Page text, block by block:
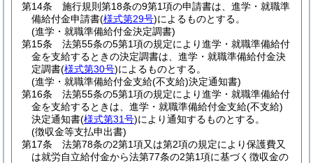
第14条
施行規則第18条の9第1項の申請書は、進学・就職準
備給付金申請書(様式第29号)によるものとする。
(進学・就職準備給付金決定調書)
第15条
法第55条の5第1項の規定により進学・就職準備給付
金を支給するときの決定調書は、進学・就職準備給付金決
定調書(様式第30号)によるものとする。
(進学・就職準備給付金支給(不支給)決定通知書)
第16条
法第55条の5第1項の規定により進学・就職準備給付
金を支給するときは、進学・就職準備給付金支給(不支給)
決定通知書(様式第31号)により通知するものとする。
(徴収金等支払申出書)
第17条
法第78条の2第1項又は第2項の規定により保護費又
は就労自立給付金から法第77条の2第1項に基づく徴収金の